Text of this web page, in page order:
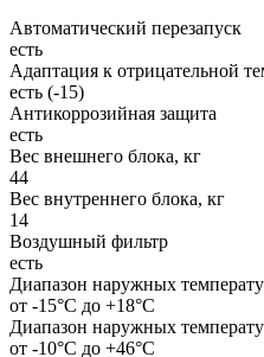
Автоматический перезапуск
есть
Адаптация к отрицательной
есть (-15)
Антикоррозийная защита
есть
Вес внешнего блока, кг
44
Вес внутреннего блока, кг
14
Воздушный фильтр
есть
Диапазон наружных
от -15°С до +18°С
Диапазон наружных
от -10°С до +46°С